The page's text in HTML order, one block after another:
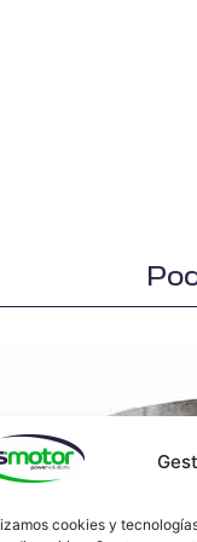
cookies y